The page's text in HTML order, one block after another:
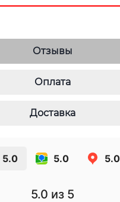
Отзывы
Оплата
Доставка
5.0 5.0 5.0
5.0 из 5